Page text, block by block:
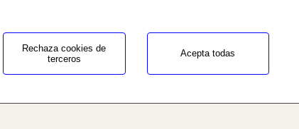
Rechaza cookies de
terceros
Acepta todas